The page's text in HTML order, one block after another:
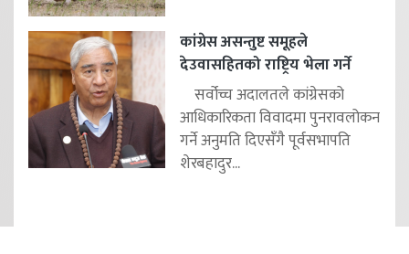
कांग्रेस असन्तुष्ट समूहले
देउवासहितको राष्ट्रिय भेला गर्ने
सर्वोच्च अदालतले कांग्रेसको
आधिकारिकता विवादमा पुनरावलोकन
गर्ने अनुमति दिएसँगै पूर्वसभापति
शेरबहादुर...